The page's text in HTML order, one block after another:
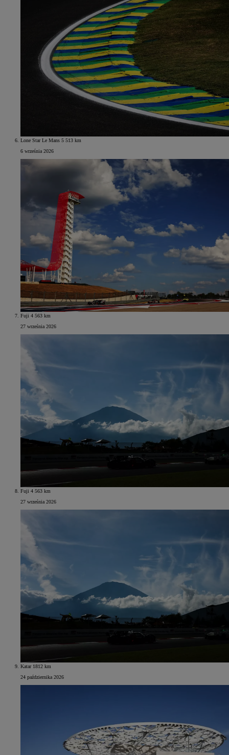
Lone Star Le Mans 5 513 km
6 września 2026
Fuji 4 563 km
27 września 2026
Fuji 4 563 km
27 września 2026
Katar 1812 km
24 października 2026